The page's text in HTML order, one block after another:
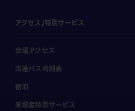
アクセス/特別サービス
会場アクセス
高速バス時刻表
宿泊
来場者特別サービス